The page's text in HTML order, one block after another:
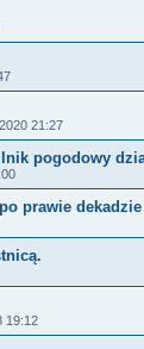
21:27
pogodowy
prawie dekadzie
19:12